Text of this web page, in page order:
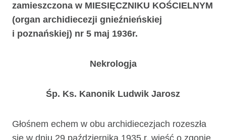
zamieszczona w MIESIĘCZNIKU KOŚCIELNYM
(organ archidiecezji gnieźnieńskiej
i poznańskiej) nr 5 maj 1936r.
Nekrologja
Śp. Ks. Kanonik Ludwik Jarosz
Głośnem echem w obu archidiecezjach rozeszła
się w dniu 29 października 1935 r, wieść o zgonie